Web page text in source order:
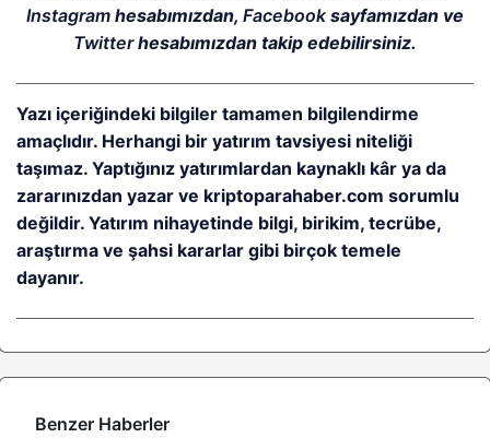
Instagramhesabımızdan, Facebooksayfamızdan ve
Twitterhesabımızdan takip edebilirsiniz.
Yazı içeriğindeki bilgiler tamamen bilgilendirme
amaçlıdır. Herhangi bir yatırım tavsiyesi niteliği
taşımaz. Yaptığınız yatırımlardan kaynaklı kâr ya da
zararınızdan yazar ve kriptoparahaber.com sorumlu
değildir. Yatırım nihayetinde bilgi, birikim, tecrübe,
araştırma ve şahsi kararlar gibi birçok temele
dayanır.
Benzer Haberler